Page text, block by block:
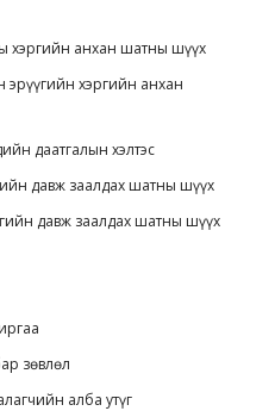
хэргийн анхан шатны шүүх
хэргийн анхан
даатгалын хэлтэс
давж заалдах шатны шүүх
давж заалдах шатны шүүх
зөвлөл
алба утүг